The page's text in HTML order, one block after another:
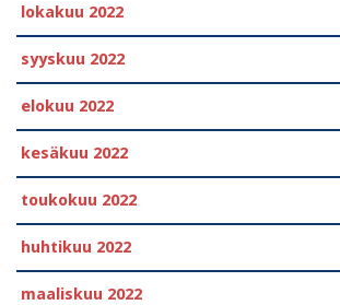
lokakuu 2022
syyskuu 2022
elokuu 2022
kesäkuu 2022
toukokuu 2022
huhtikuu 2022
maaliskuu 2022